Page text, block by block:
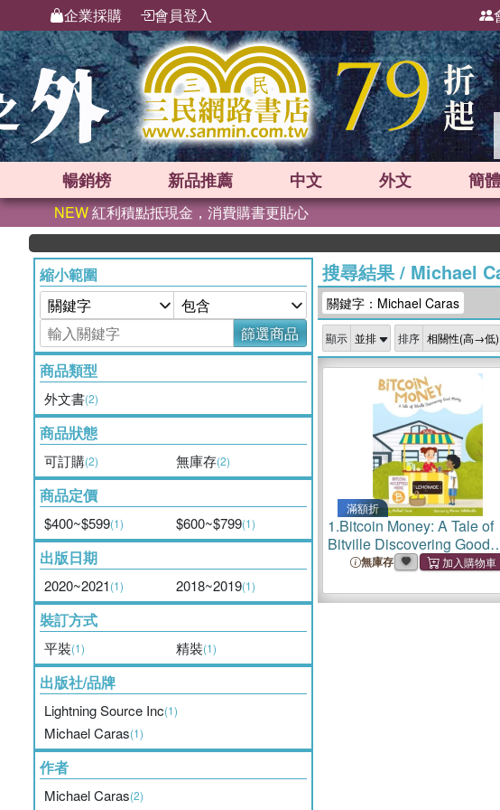
企業採購 會員登入
暢銷榜 新品推薦 中文 外文 簡體
NEW紅利積點抵現金，消費購書更貼心
縮小範圍
篩選商品
商品類型
外文書(2)
商品狀態
可訂購(2) 無庫存(2)
商品定價
$400~$599(1) $600~$799(1)
出版日期
2020~2021(1) 2018~2019(1)
裝訂方式
平裝(1) 精裝(1)
出版社/品牌
Lightning Source Inc(1)
Michael Caras(1)
作者
Michael Caras(2)
搜尋結果/ Michael
關鍵字：Michael Caras
顯示 排序
滿額折
1.Bitcoin Money: A Tale of
Bitville Discovering Good
Money無庫存